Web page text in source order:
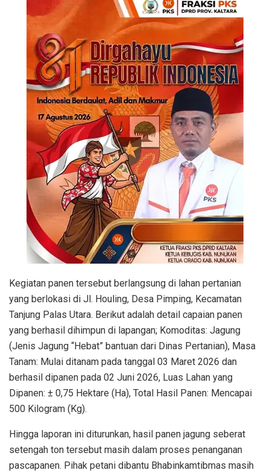
​Kegiatan panen tersebut berlangsung di lahan pertanian
yang berlokasi di Jl. Houling, Desa Pimping, Kecamatan
Tanjung Palas Utara. Berikut adalah detail capaian panen
yang berhasil dihimpun di lapangan; ​Komoditas: Jagung
(Jenis Jagung “Hebat” bantuan dari Dinas Pertanian), ​Masa
Tanam: Mulai ditanam pada tanggal 03 Maret 2026 dan
berhasil dipanen pada 02 Juni 2026, ​Luas Lahan yang
Dipanen: ± 0,75 Hektare (Ha), ​Total Hasil Panen: Mencapai
500 Kilogram (Kg).
​Hingga laporan ini diturunkan, hasil panen jagung seberat
setengah ton tersebut masih dalam proses penanganan
pascapanen. Pihak petani dibantu Bhabinkamtibmas masih